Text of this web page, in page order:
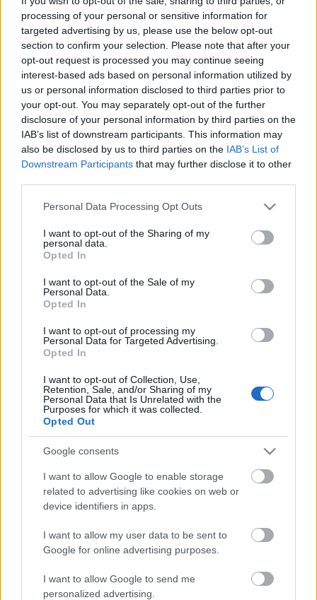
processing of your personal or sensitive information for
targeted advertising by us, please use the below opt-out
section to confirm your selection. Please note that after your
opt-out request is processed you may continue seeing
interest-based ads based on personal information utilized by
us or personal information disclosed to third parties prior to
your opt-out. You may separately opt-out of the further
disclosure of your personal information by third parties on the
IAB’s list of downstream participants. This information may
also be disclosed by us to third parties on the IAB’s List of
Downstream Participants that may further disclose it to other
Please note that this website/app uses one or more Google
not limited to your visit or usage behaviour. You may click to
grant or deny consent to Google and its third-party tags to
use your data for below specified purposes in below Google
consent section.
Personal Data Processing Opt Outs
I want to opt-out of the Sharing of my
personal data.
Opted In
I want to opt-out of the Sale of my
Personal Data.
Opted In
I want to opt-out of processing my
Personal Data for Targeted Advertising.
Opted In
I want to opt-out of Collection, Use,
Retention, Sale, and/or Sharing of my
Personal Data that Is Unrelated with the
Purposes for which it was collected.
Opted Out
Google consents
I want to allow Google to enable storage
related to advertising like cookies on web or
device identifiers in apps.
I want to allow my user data to be sent to
Google for online advertising purposes.
I want to allow Google to send me
personalized advertising.
egyetemi docense, az MKT Fejlődésgazdasági
Szakosztályának elnöke. A beszélgetéstBaráth
Etelevolt Európa-ügyi miniszter, az MKT
Fejlesztéspolitikai Szakosztályának elnöke vezeti
majd.
62. Közgazdász-vándorgyűlésnek2024.
szeptember 5–6-ánaNyíregyházi Egyetemad
otthont. A konferencia plenáris üléseinMatolcsy
Györgyjegybankelnök,Varga Mihály
pénzügyminiszter,Navracsics Tiborközigazgatási
és területfejlesztési miniszter;Bóka Jánoseurópai
uniós ügyekért felelős miniszter;Horváth Gábor
Költségvetési Tanács elnöke és
Állami Számvevőszék alelnöke osztja meg
gondolatait a hallgatósággal.
A helyszínen két plenárisés 16 szekcióülés
mintegy
száz előadója várja majd a résztvevőket. Az idei
konferencia központi témáját a versenyképesség
kérdései adják majd. Idén is lesz Bankvezérek
kerekasztala, makrogazdasági elemzői fórum, lesz
szó korrupcióról, innovációról, és az olimpia után
részvételére is. A konferenciára az MKT tagjai idén is
jelentős kedvezménnyel regisztrálhatnak.
További információk a programról a
https://kozgazdasz-vandorgyules.blog.hu/
honlapon
Címkék:hírek program fejlesztéspolitika szekciók
Nyíregyháza kohéziós politika Magyar Közgazdasági